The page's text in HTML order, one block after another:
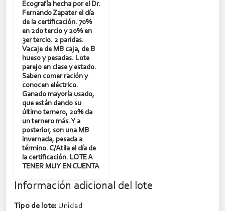
Ecografía hecha por el Dr.
Fernando Zapater el día
de la certificación. 70%
en 2do tercio y 20% en
3er tercio. 2 paridas.
Vacaje de MB caja, de B
hueso y pesadas. Lote
parejo en clase y estado.
Saben comer ración y
conocen eléctrico.
Ganado mayoría usado,
que están dando su
último ternero, 20% da
un ternero más. Y a
posterior, son una MB
invernada, pesada a
término. C/Atila el día de
la certificación. LOTE A
TENER MUY EN CUENTA
Información adicional del lote
Tipo de lote: Unidad